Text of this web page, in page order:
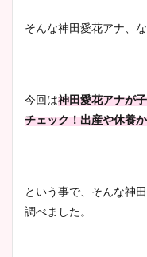
そんな神田愛花アナ、
今回は神田愛花アナが
チェック！出産や休養
という事で、そんな神
調べました。